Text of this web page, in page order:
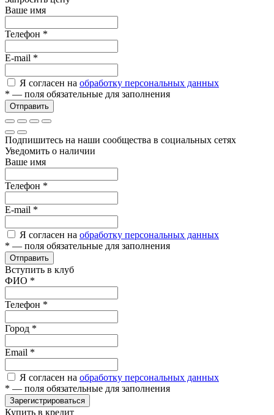
Ваше имя
Телефон *
E-mail *
Я согласен на обработку персональных данных
* — поля обязательные для заполнения
Отправить
Подпишитесь на наши сообщества в социальных сетях
Уведомить о наличии
Ваше имя
Телефон *
E-mail *
Я согласен на обработку персональных данных
* — поля обязательные для заполнения
Отправить
Вступить в клуб
ФИО *
Телефон *
Город *
Email *
Я согласен на обработку персональных данных
* — поля обязательные для заполнения
Зарегистрироваться
Купить в кредит